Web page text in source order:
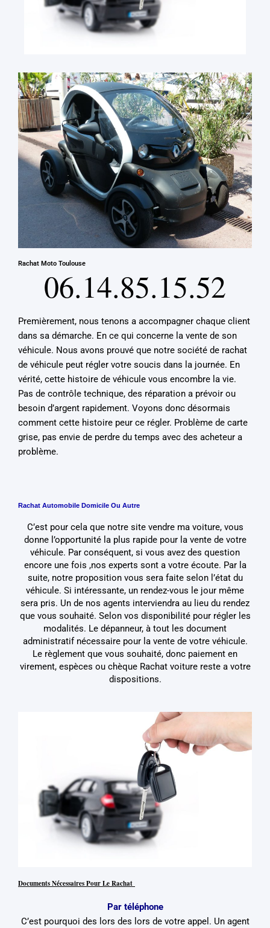
Rachat Moto Toulouse
06.14.85.15.52
Premièrement, nous tenons a accompagner chaque client
dans sa démarche. En ce qui concerne la vente de son
véhicule. Nous avons prouvé que notre société de rachat
de véhicule peut régler votre soucis dans la journée. En
vérité, cette histoire de véhicule vous encombre la vie.
Pas de contrôle technique, des réparation a prévoir ou
besoin d’argent rapidement. Voyons donc désormais
comment cette histoire peur ce régler. Problème de carte
grise, pas envie de perdre du temps avec des acheteur a
problème.
Rachat Automobile Domicile Ou Autre
C’est pour cela que notre site vendre ma voiture, vous
donne l’opportunité la plus rapide pour la vente de votre
véhicule. Par conséquent, si vous avez des question
encore une fois ,nos experts sont a votre écoute. Par la
suite, notre proposition vous sera faite selon l’état du
véhicule. Si intéressante, un rendez-vous le jour même
sera pris. Un de nos agents interviendra au lieu du rendez
que vous souhaité. Selon vos disponibilité pour régler les
modalités. Le dépanneur, à tout les document
administratif nécessaire pour la vente de votre véhicule.
Le règlement que vous souhaité, donc paiement en
virement, espèces ou chèque Rachat voiture reste a votre
dispositions.
Documents Nécessaires Pour Le Rachat
Par téléphone
C’est pourquoi des lors des lors de votre appel. Un agent